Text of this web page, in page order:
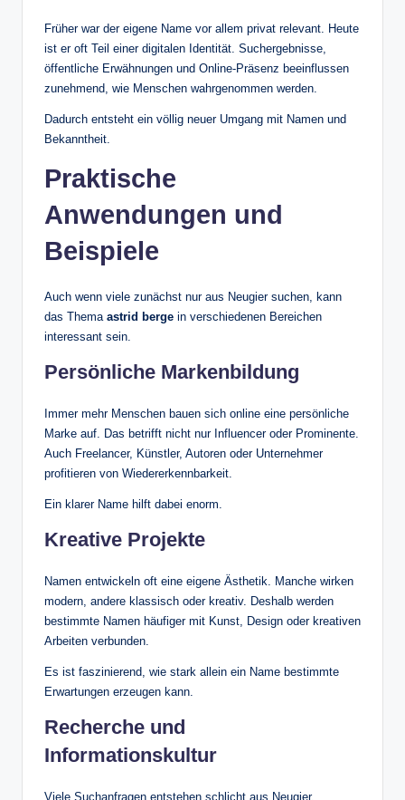
Früher war der eigene Name vor allem privat relevant. Heute
ist er oft Teil einer digitalen Identität. Suchergebnisse,
öffentliche Erwähnungen und Online-Präsenz beeinflussen
zunehmend, wie Menschen wahrgenommen werden.
Dadurch entsteht ein völlig neuer Umgang mit Namen und
Bekanntheit.
Praktische
Anwendungen und
Beispiele
Auch wenn viele zunächst nur aus Neugier suchen, kann
das Thema astrid berge in verschiedenen Bereichen
interessant sein.
Persönliche Markenbildung
Immer mehr Menschen bauen sich online eine persönliche
Marke auf. Das betrifft nicht nur Influencer oder Prominente.
Auch Freelancer, Künstler, Autoren oder Unternehmer
profitieren von Wiedererkennbarkeit.
Ein klarer Name hilft dabei enorm.
Kreative Projekte
Namen entwickeln oft eine eigene Ästhetik. Manche wirken
modern, andere klassisch oder kreativ. Deshalb werden
bestimmte Namen häufiger mit Kunst, Design oder kreativen
Arbeiten verbunden.
Es ist faszinierend, wie stark allein ein Name bestimmte
Erwartungen erzeugen kann.
Recherche und
Informationskultur
Viele Suchanfragen entstehen schlicht aus Neugier.